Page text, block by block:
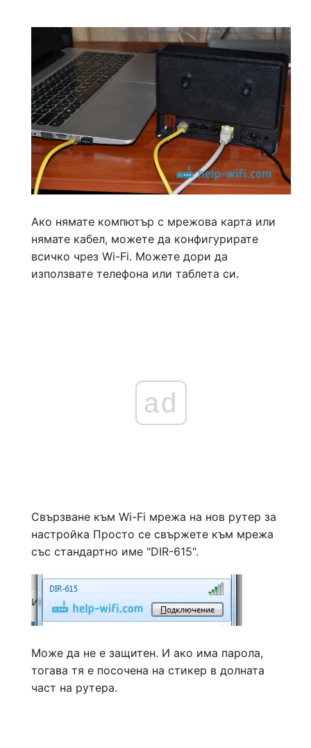
Ако нямате компютър с мрежова карта или
нямате кабел, можете да конфигурирате
всичко чрез Wi-Fi. Можете дори да
използвате телефона или таблета си.
ad
Свързване към Wi-Fi мрежа на нов рутер за
настройка Просто се свържете към мрежа
със стандартно име "DIR-615".
Може да не е защитен. И ако има парола,
тогава тя е посочена на стикер в долната
част на рутера.